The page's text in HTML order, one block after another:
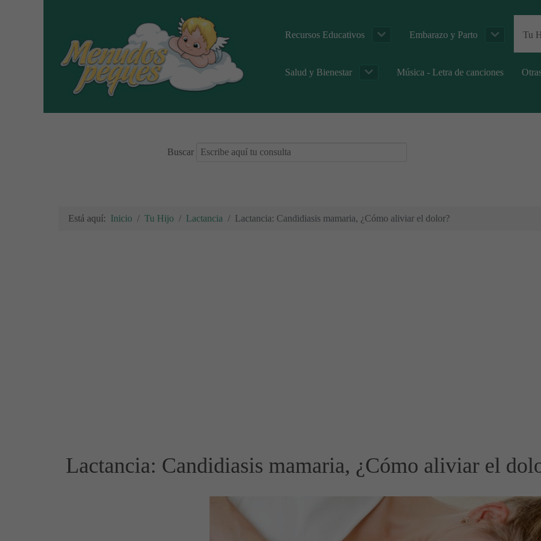
Recursos Educativos Embarazo y Parto Tu
Salud y Bienestar Música - Letra de canciones
Buscar
Está aquí: Inicio Tu Hijo Lactancia Lactancia: Candidiasis mamaria, ¿Cómo aliviar el dolor?
Lactancia: Candidiasis mamaria, ¿Cómo aliviar el